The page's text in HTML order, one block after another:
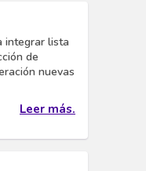
integrar lista
de
nuevas
Leer más.